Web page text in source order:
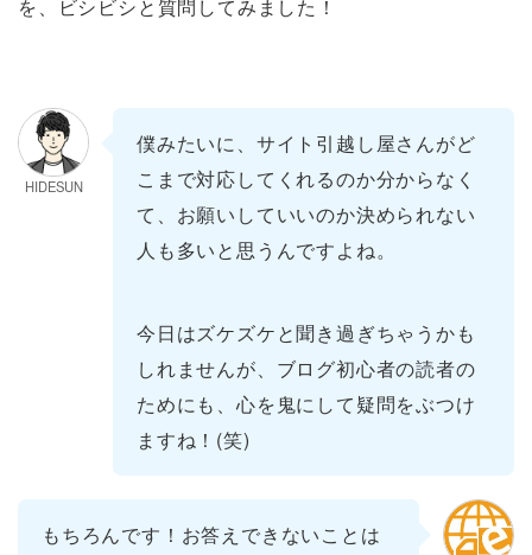
を、ビシビシと質問してみました！
HIDESUN
僕みたいに、サイト引越し屋さんがど
こまで対応してくれるのか分からなく
て、お願いしていいのか決められない
人も多いと思うんですよね。
今日はズケズケと聞き過ぎちゃうかも
しれませんが、ブログ初心者の読者の
ためにも、心を鬼にして疑問をぶつけ
ますね！(笑)
もちろんです！お答えできないことは